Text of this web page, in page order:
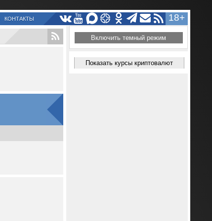
18+
КОНТАКТЫ
Включить темный режим
Показать курсы криптовалют